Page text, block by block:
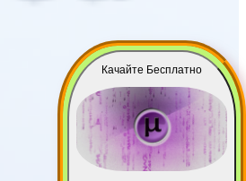
Качайте Бесплатно